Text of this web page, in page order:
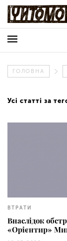
ГОЛОВНА
Усі статті за
ВТРАТИ
Внаслідок
«Орієнтир»